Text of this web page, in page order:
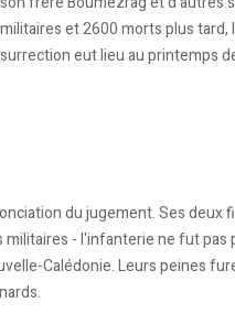
et 2600 morts plus tard,
eut lieu au printemps
du jugement. Ses deux
- l'infanterie ne fut
Calédonie. Leurs peines